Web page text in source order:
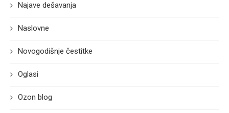
Najave dešavanja
Naslovne
Novogodišnje čestitke
Oglasi
Ozon blog